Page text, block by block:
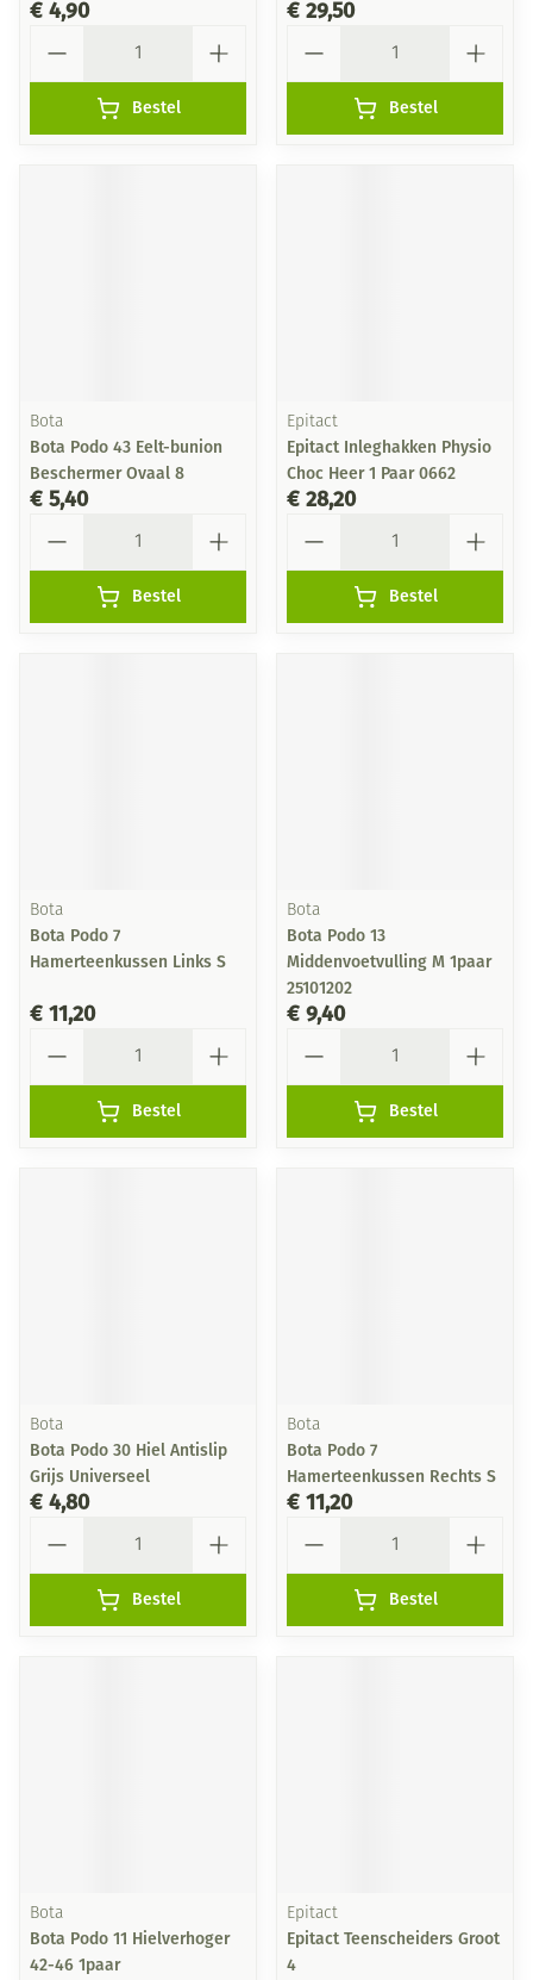
€ 4,90
Bestel
€ 29,50
Bestel
Bota
Bota Podo 43 Eelt-bunion
Beschermer Ovaal 8
€ 5,40
Bestel
Epitact
Epitact Inleghakken Physio
Choc Heer 1 Paar 0662
€ 28,20
Bestel
Bota
Bota Podo 7
Hamerteenkussen Links S
€ 11,20
Bestel
Bota
Bota Podo 13
Middenvoetvulling M 1paar
25101202
€ 9,40
Bestel
Bota
Bota Podo 30 Hiel Antislip
Grijs Universeel
€ 4,80
Bestel
Bota
Bota Podo 7
Hamerteenkussen Rechts S
€ 11,20
Bestel
Bota
Bota Podo 11 Hielverhoger
42-46 1paar
Epitact
Epitact Teenscheiders Groot
4